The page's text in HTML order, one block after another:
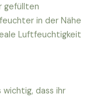
gefüllten
in der Nähe
Luftfeuchtigkeit
dass ihr